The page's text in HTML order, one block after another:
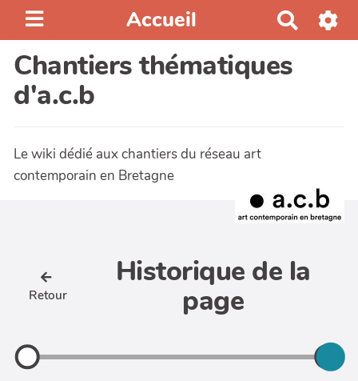
Accueil
e
r
Chantiers thématiques
d'a.c.b
Le wiki dédié aux chantiers du réseau art
contemporain en Bretagne
Retour
Historique de la
page